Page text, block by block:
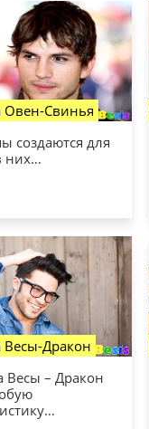
Свинья
создаются для
них…
Дракон
– Дракон